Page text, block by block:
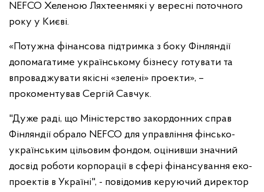
NEFCO Хеленою Ляхтеенмякі у вересні поточного
року у Києві.
«Потужна фінансова підтримка з боку Фінляндії
допомагатиме українському бізнесу готувати та
впроваджувати якісні «зелені» проекти», –
прокоментував Сергій Савчук.
"Дуже раді, що Міністерство закордонних справ
Фінляндії обрало NEFCO для управління фінсько-
українським цільовим фондом, оцінивши значний
досвід роботи корпорації в сфері фінансування еко-
проектів в Україні", - повідомив керуючий директор